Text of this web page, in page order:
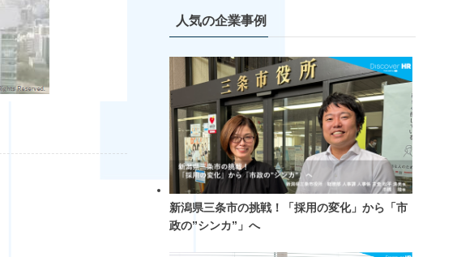
人気の企業事例
新潟県三条市の挑戦！「採用の変化」から「市
政の”シンカ”」へ